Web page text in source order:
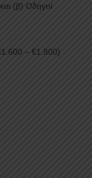
(β) Οδηγοί
– €1.800)